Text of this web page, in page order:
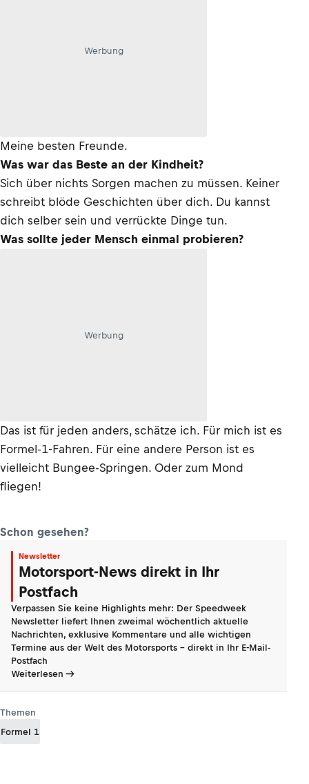
Werbung
Meine besten Freunde.
Was war das Beste an der Kindheit?
Sich über nichts Sorgen machen zu müssen. Keiner
schreibt blöde Geschichten über dich. Du kannst
dich selber sein und verrückte Dinge tun.
Was sollte jeder Mensch einmal probieren?
Werbung
Das ist für jeden anders, schätze ich. Für mich ist es
Formel-1-Fahren. Für eine andere Person ist es
vielleicht Bungee-Springen. Oder zum Mond
fliegen!
Schon gesehen?
Newsletter
Motorsport-News direkt in Ihr
Postfach
Verpassen Sie keine Highlights mehr: Der Speedweek
Newsletter liefert Ihnen zweimal wöchentlich aktuelle
Nachrichten, exklusive Kommentare und alle wichtigen
Termine aus der Welt des Motorsports - direkt in Ihr E-Mail-
Postfach
Weiterlesen
Themen
Formel 1